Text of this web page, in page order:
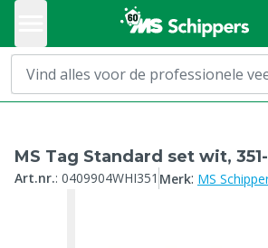
MS Tag Standard set wit,
Art.nr.: 0409904WHI351 Merk: MS